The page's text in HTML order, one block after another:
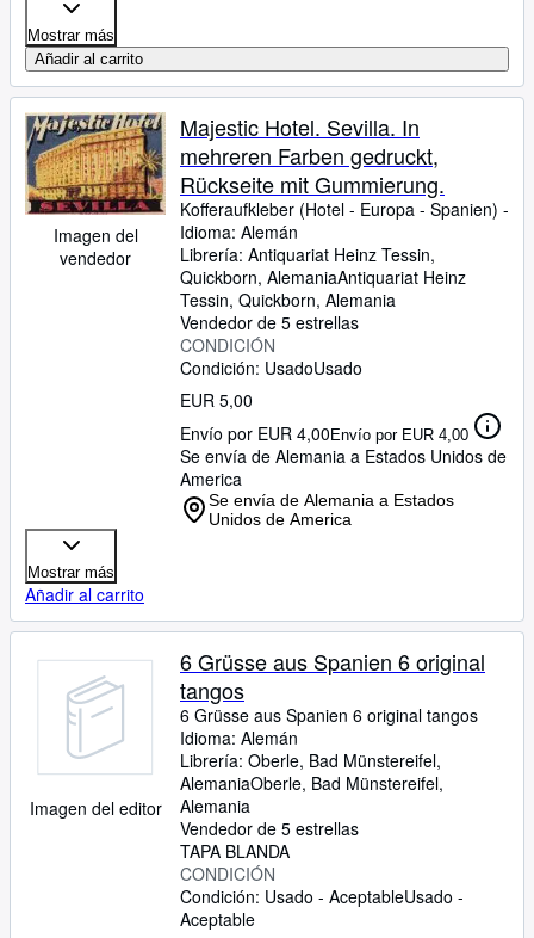
Mostrar más
Añadir al carrito
Imagen del
vendedor
Majestic Hotel. Sevilla. In
mehreren Farben gedruckt,
Rückseite mit Gummierung.
Kofferaufkleber (Hotel - Europa - Spanien) -
Idioma: Alemán
Librería: Antiquariat Heinz Tessin,
Quickborn, AlemaniaAntiquariat Heinz
Tessin, Quickborn, Alemania
Vendedor de 5 estrellas
CONDICIÓN
Condición: UsadoUsado
EUR 5,00
Envío por EUR 4,00Envío por EUR 4,00
Se envía de Alemania a Estados Unidos de
America
Se envía de Alemania a Estados
Unidos de America
Mostrar más
Añadir al carrito
Imagen del editor
6 Grüsse aus Spanien 6 original
tangos
6 Grüsse aus Spanien 6 original tangos
Idioma: Alemán
Librería: Oberle, Bad Münstereifel,
AlemaniaOberle, Bad Münstereifel,
Alemania
Vendedor de 5 estrellas
TAPA BLANDA
CONDICIÓN
Condición: Usado - AceptableUsado -
Aceptable